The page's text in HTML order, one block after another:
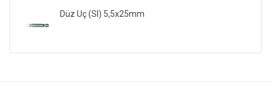
Düz Uç (Sl) 5,5x25mm